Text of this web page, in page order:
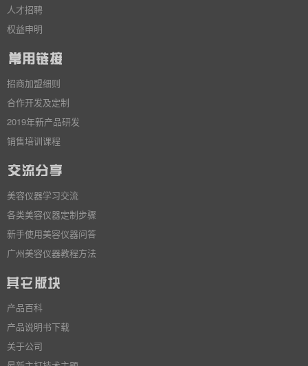
人才招聘
权益申明
招商加盟细则
合作开发及定制
2019年新产品研发
销售培训课程
美容仪器学习交流
各类美容仪器定制步骤
新手使用美容仪器问答
广州美容仪器教程方法
产品百科
产品说明书下载
关于公司